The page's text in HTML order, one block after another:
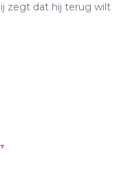
zegt dat hij terug wilt